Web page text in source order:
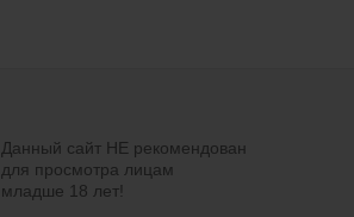
Данный сайт НЕ рекомендован
для просмотра лицам
младше 18 лет!